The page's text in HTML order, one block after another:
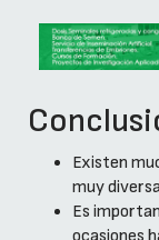
Existen
muy
Es